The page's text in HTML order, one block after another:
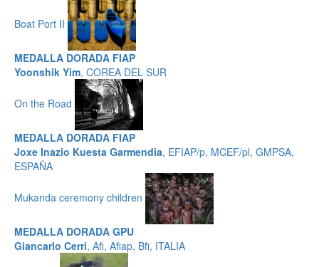
Boat Port II
MEDALLA DORADA FIAP
Yoonshik Yim, COREA DEL SUR
On the Road
MEDALLA DORADA FIAP
Joxe Inazio Kuesta Garmendia, EFIAP/p, MCEF/pl, GMPSA,
ESPAÑA
Mukanda ceremony children
MEDALLA DORADA GPU
Giancarlo Cerri, Afi, Afiap, Bfi, ITALIA